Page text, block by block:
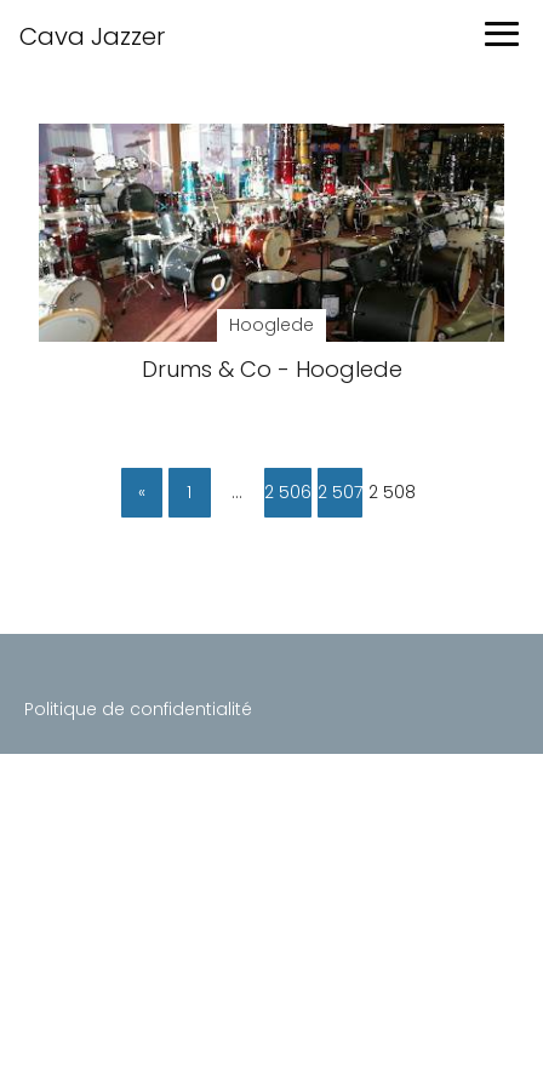
Cava Jazzer
Hooglede
Drums & Co - Hooglede
« 1 … 2 506 2 507 2 508
Politique de confidentialité